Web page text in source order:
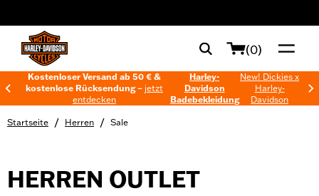
(0)
Kostenloser Versand ab 50 € &
kostenlose Rücksendung – jetzt
entdecken
Harley-
Davidson
Badebekleidung
New! Dickies x
Harley-
Davidson
Startseite / Herren / Sale
HERREN OUTLET